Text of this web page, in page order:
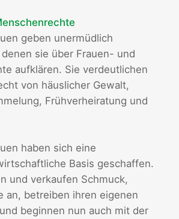
geben unermüdlich
sie über Frauen- und
aufklären. Sie verdeutlichen
von häuslicher Gewalt,
Frühverheiratung und
haben sich eine
Basis geschaffen.
und verkaufen Schmuck,
an, betreiben ihren eigenen
beginnen nun auch mit der